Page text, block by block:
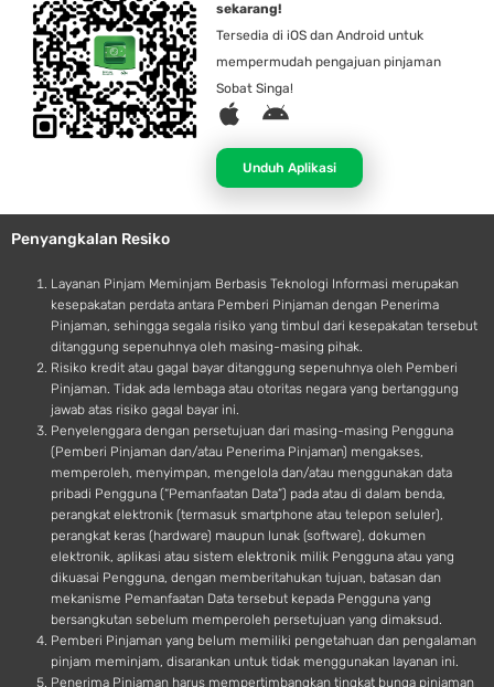
sekarang!
Tersedia di iOS dan Android untuk
mempermudah pengajuan pinjaman
Sobat Singa!
A
p
l
e
A
d
r
o
d
Unduh Aplikasi
Penyangkalan Resiko
Layanan Pinjam Meminjam Berbasis Teknologi Informasi merupakan
kesepakatan perdata antara Pemberi Pinjaman dengan Penerima
Pinjaman, sehingga segala risiko yang timbul dari kesepakatan tersebut
ditanggung sepenuhnya oleh masing-masing pihak.
Risiko kredit atau gagal bayar ditanggung sepenuhnya oleh Pemberi
Pinjaman. Tidak ada lembaga atau otoritas negara yang bertanggung
jawab atas risiko gagal bayar ini.
Penyelenggara dengan persetujuan dari masing-masing Pengguna
(Pemberi Pinjaman dan/atau Penerima Pinjaman) mengakses,
memperoleh, menyimpan, mengelola dan/atau menggunakan data
pribadi Pengguna (“Pemanfaatan Data”) pada atau di dalam benda,
perangkat elektronik (termasuk smartphone atau telepon seluler),
perangkat keras (hardware) maupun lunak (software), dokumen
elektronik, aplikasi atau sistem elektronik milik Pengguna atau yang
dikuasai Pengguna, dengan memberitahukan tujuan, batasan dan
mekanisme Pemanfaatan Data tersebut kepada Pengguna yang
bersangkutan sebelum memperoleh persetujuan yang dimaksud.
Pemberi Pinjaman yang belum memiliki pengetahuan dan pengalaman
pinjam meminjam, disarankan untuk tidak menggunakan layanan ini.
Penerima Pinjaman harus mempertimbangkan tingkat bunga pinjaman